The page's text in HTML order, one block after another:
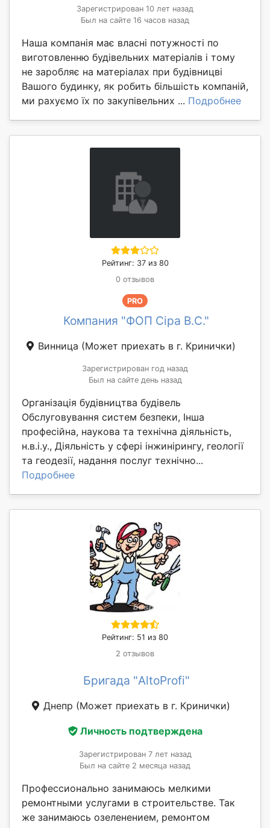
Зарегистрирован 10 лет назад
Был на сайте 16 часов назад
Наша компанія має власні потужності по
виготовленню будівельних матеріалів і тому
не заробляє на матеріалах при будівницві
Вашого будинку, як робить більшість компаній,
ми рахуємо їх по закупівельних ... Подробнее
Рейтинг: 37 из 80
0 отзывов
PRO
Компания "ФОП Сіра В.С."
Винница (Может приехать в г. Кринички)
Зарегистрирован год назад
Был на сайте день назад
Організація будівництва будівель
Обслуговування систем безпеки, Інша
професійна, наукова та технічна діяльність,
н.в.і.у., Діяльність у сфері інжинірингу, геології
та геодезії, надання послуг технічно...
Подробнее
Рейтинг: 51 из 80
2 отзывов
Бригада "AltoProfi"
Днепр (Может приехать в г. Кринички)
Личность подтверждена
Зарегистрирован 7 лет назад
Был на сайте 2 месяца назад
Профессионально занимаюсь мелкими
ремонтными услугами в строительстве. Так
же занимаюсь озеленением, ремонтом